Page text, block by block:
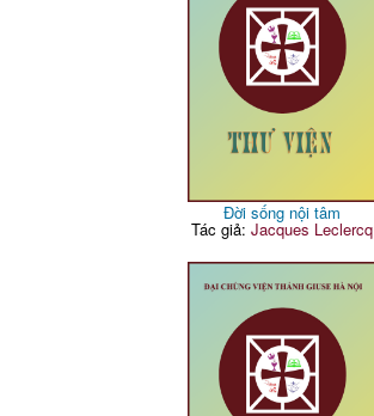
Đời sống nội tâm
Tác giả:Jacques Leclercq